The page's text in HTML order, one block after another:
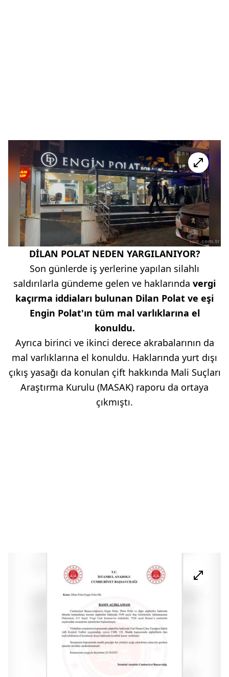
DİLAN POLAT NEDEN YARGILANIYOR?
Son günlerde iş yerlerine yapılan silahlı
saldırılarla gündeme gelen ve haklarında vergi
kaçırma iddiaları bulunan Dilan Polat ve eşi
Engin Polat'ın tüm mal varlıklarına el
konuldu.
Ayrıca birinci ve ikinci derece akrabalarının da
mal varlıklarına el konuldu. Haklarında yurt dışı
çıkış yasağı da konulan çift hakkında Mali Suçları
Araştırma Kurulu (MASAK) raporu da ortaya
çıkmıştı.